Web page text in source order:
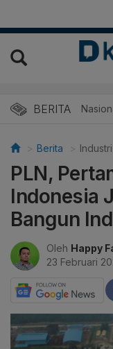
BERITA
Berita Industri
PLN,
Indonesia
Bangun
Oleh Happy
23 Februari